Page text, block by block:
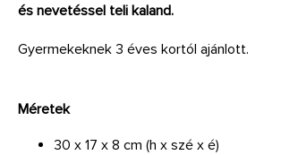
és nevetéssel teli kaland.
Gyermekeknek 3 éves kortól ajánlott.
Méretek
30 x 17 x 8 cm (h x szé x é)